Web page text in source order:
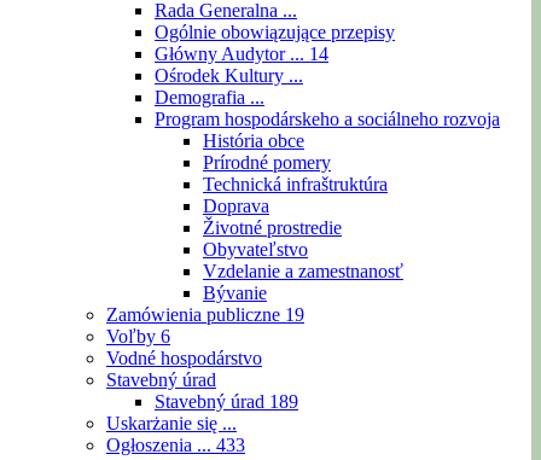
Rada Generalna ...
Ogólnie obowiązujące przepisy
Główny Audytor ... 14
Ośrodek Kultury ...
Demografia ...
Program hospodárskeho a sociálneho rozvoja
História obce
Prírodné pomery
Technická infraštruktúra
Doprava
Životné prostredie
Obyvateľstvo
Vzdelanie a zamestnanosť
Bývanie
Zamówienia publiczne 19
Voľby 6
Vodné hospodárstvo
Stavebný úrad
Stavebný úrad 189
Uskarżanie się ...
Ogłoszenia ... 433